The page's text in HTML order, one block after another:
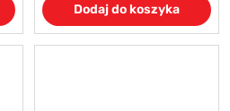
Dodaj do koszyka